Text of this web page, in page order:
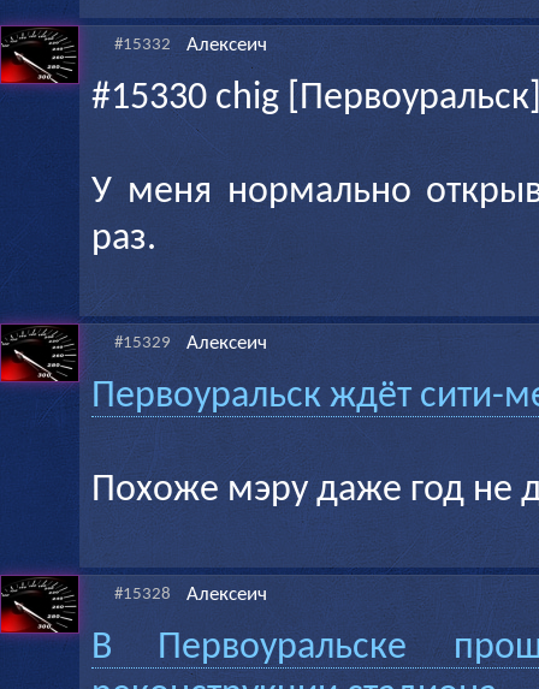
#15332 Алексеич
#15330 chig
У меня нормально
раз.
#15329 Алексеич
Первоуральск ждёт сити-
Похоже мэру даже год не
#15328 Алексеич
В Первоуральске